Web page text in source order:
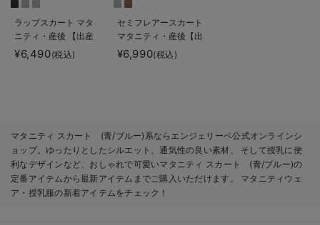
ラップスカート マタ
ニティ・産後 【出産
後も長く使える】
¥6,490(税込)
セミフレアースカート
マタニティ・産後【出
産後も長く使える】
¥6,990(税込)
マタニティ スカート (青/ブルー)系ならエンジェリーベ公式オンラインシ
ョップ。ゆったりとしたシルエット、通気性の良い素材、 そして授乳に便
利なデザインなど、おしゃれで可愛いマタニティ スカート (青/ブルー)の
定番アイテムから最新アイテムまでご購入いただけます。 マタニティウェ
ア・授乳服の新着アイテムをチェック！